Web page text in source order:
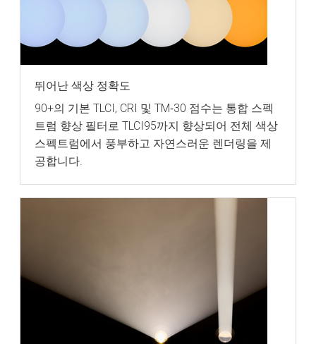
뛰어난 색상 정확도
90+의 기본 TLCI, CRI 및 TM‑30 점수는 통합 스펙
트럼 향상 필터로 TLCI95까지 향상되어 전체 색상
스펙트럼에서 풍부하고 자연스러운 렌더링을 제
공합니다.